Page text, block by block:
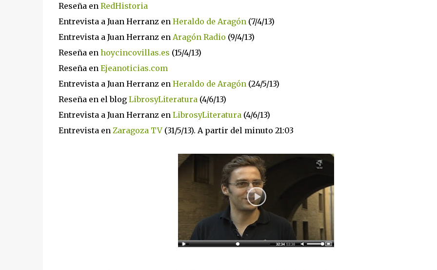
Reseña en RedHistoria
Entrevista a Juan Herranz en Heraldo de Aragón(7/4/13)
Entrevista a Juan Herranz en Aragón Radio (9/4/13)
Reseña en hoycincovillas.es (15/4/13)
Reseña en Ejeanoticias.com
Entrevista a Juan Herranz en Heraldo de Aragón(24/5/13)
Reseña en el blog LibrosyLiteratura(4/6/13)
Entrevista a Juan Herranz en LibrosyLiteratura (4/6/13)
Entrevista en Zaragoza TV(31/5/13). A partir del minuto 21:03